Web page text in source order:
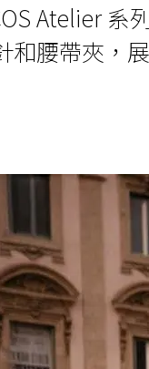
Atelier 系
和腰帶夾，